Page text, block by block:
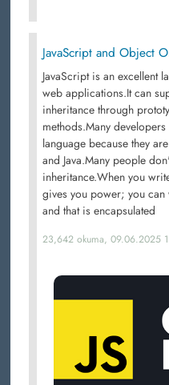
JavaScript and Object
JavaScript is an excellent
web applications.It can
inheritance through
methods.Many
language because they
and Java.Many people
inheritance.When you
gives you power; you can
and that is encapsulated
23,642 okuma, 09.06.2025